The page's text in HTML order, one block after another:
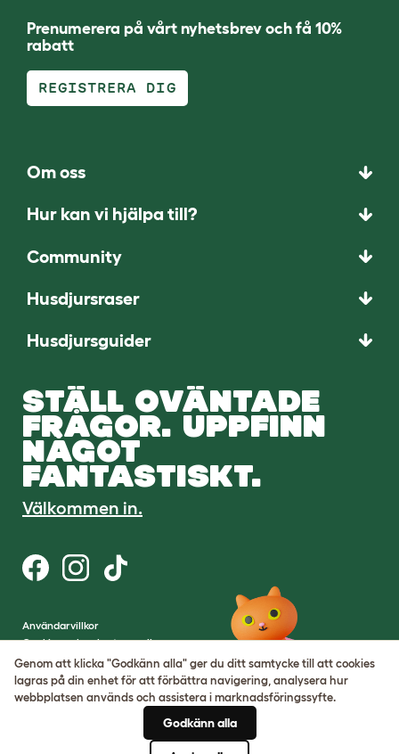
Prenumerera på vårt nyhetsbrev och få 10%
rabatt
REGISTRERA DIG
Om oss
Hur kan vi hjälpa till?
Community
Husdjursraser
Husdjursguider
STÄLL OVÄNTADE
FRÅGOR. UPPFINN
NÅGOT
FANTASTISKT.
Välkommen in.
Användarvillkor
Cookies och sekretesspolicy
Cookie Settings
Webbplatskarta
VAT-nummer: SE502080795301
Genom att klicka "Godkänn alla" ger du ditt samtycke till att cookies
lagras på din enhet för att förbättra navigering, analysera hur
webbplatsen används och assistera i marknadsföringssyfte.
Godkänn alla